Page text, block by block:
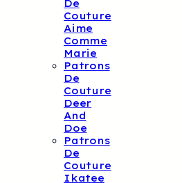
De
Couture
Aime
Comme
Marie
Patrons
De
Couture
Deer
And
Doe
Patrons
De
Couture
Ikatee